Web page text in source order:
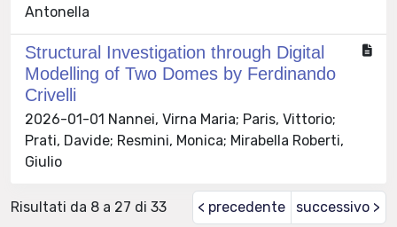
Antonella
Structural Investigation through Digital
Modelling of Two Domes by Ferdinando
Crivelli
2026-01-01 Nannei, Virna Maria; Paris, Vittorio;
Prati, Davide; Resmini, Monica; Mirabella Roberti,
Giulio
Risultati da 8 a 27 di 33 < precedente successivo >